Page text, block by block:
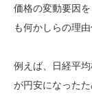
価格の変動要因
も何かしらの理
例えば、日経平
が円安になった